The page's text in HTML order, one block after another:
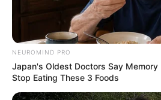
NEUROMIND PRO
Japan's Oldest Doctors Say
Stop Eating These 3 Foods